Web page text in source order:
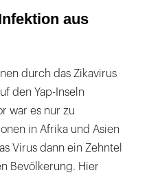
aus
durch das Zikavirus
den Yap-Inseln
war es nur zu
in Afrika und Asien
Virus dann ein Zehntel
Bevölkerung. Hier